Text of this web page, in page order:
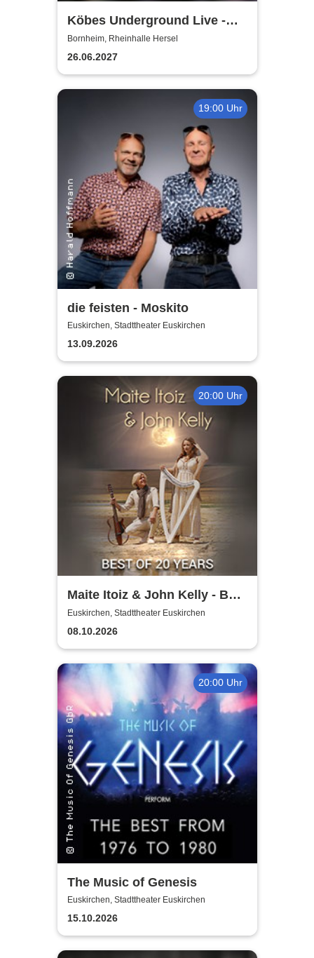
Köbes Underground Live -
Hausband der Kölner
Stunksitzung
Bornheim, Rheinhalle Hersel
26.06.2027
19:00 Uhr
die feisten - Moskito
Euskirchen, Stadttheater Euskirchen
13.09.2026
20:00 Uhr
Maite Itoiz & John Kelly - Best
of 20 Years - Anniversary
Tour 2026
Euskirchen, Stadttheater Euskirchen
08.10.2026
20:00 Uhr
The Music of Genesis
Euskirchen, Stadttheater Euskirchen
15.10.2026